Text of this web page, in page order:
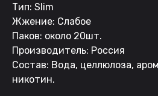
Тип: Slim
Жжение: Слабое
Паков: около 20шт.
Производитель: Россия
Состав: Вода, целлюлоза,
никотин.